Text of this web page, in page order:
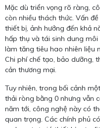
Mặc dù triển vọng rõ ràng,
còn nhiều thách thức. Vấn
thiết bị, ảnh hưởng đến khả
hấp thụ và tái sinh dung
làm tăng tiêu hao nhiên liệu
Chi phí chế tạo, bảo dưỡng,
cản thương mại.
Tuy nhiên, trong bối cảnh
thải ròng bằng 0 nhưng vẫn
năm tới, công nghệ này có
quan trọng. Các chính phủ